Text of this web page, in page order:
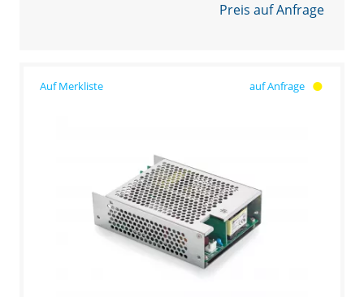
Preis auf Anfrage
auf Anfrage